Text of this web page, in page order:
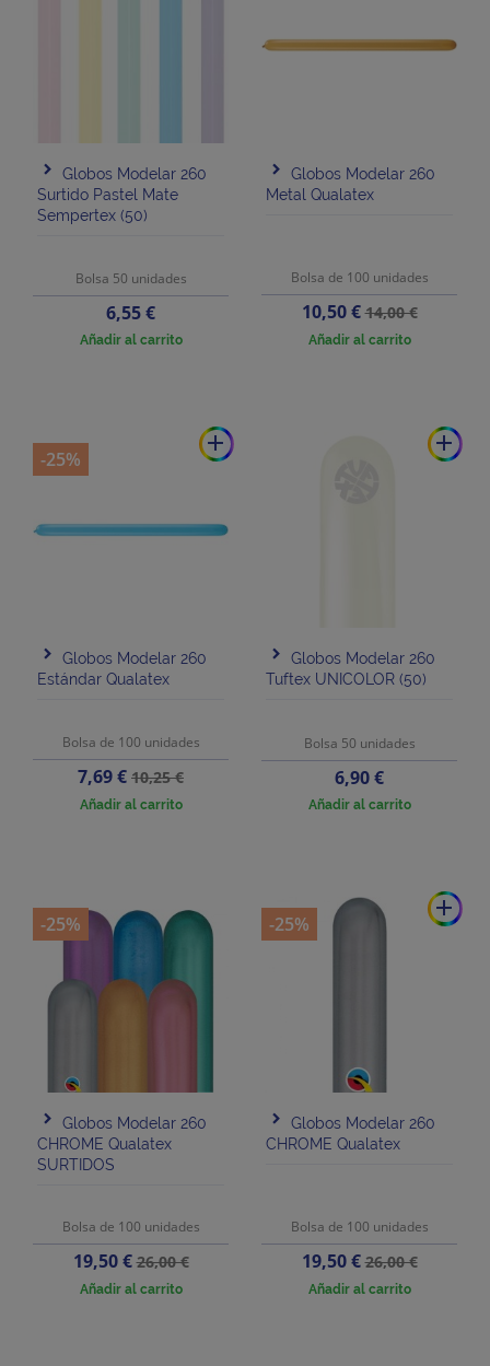
Globos Modelar 260
Surtido Pastel Mate
Sempertex (50)
Bolsa 50 unidades
Precio
6,55 €
Añadir al carrito
Globos Modelar 260
Metal Qualatex
Bolsa de 100 unidades
Precio
10,50 €Precio
base
14,00 €
Añadir al carrito
add
Globos Modelar 260
Estándar Qualatex
Bolsa de 100 unidades
Precio
7,69 €Precio
base
10,25 €
Añadir al carrito
-25%
add
Globos Modelar 260
Tuftex UNICOLOR (50)
Bolsa 50 unidades
Precio
6,90 €
Añadir al carrito
Globos Modelar 260
CHROME Qualatex
SURTIDOS
Bolsa de 100 unidades
Precio
19,50 €Precio
base
26,00 €
Añadir al carrito
-25%
add
Globos Modelar 260
CHROME Qualatex
Bolsa de 100 unidades
Precio
19,50 €Precio
base
26,00 €
Añadir al carrito
-25%